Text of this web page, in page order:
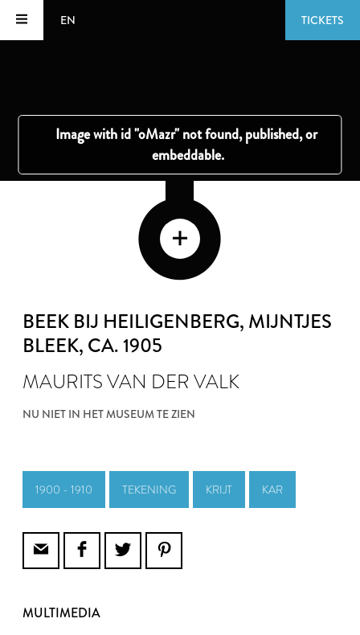
EN TICKETS
BEEK BIJ HEILIGENBERG, MIJNTJES
BLEEK, CA. 1905
MAURITS VAN DER VALK
NU NIET IN HET MUSEUM TE ZIEN
1900 - 1910 TEKENING KRIJT KAR
MULTIMEDIA